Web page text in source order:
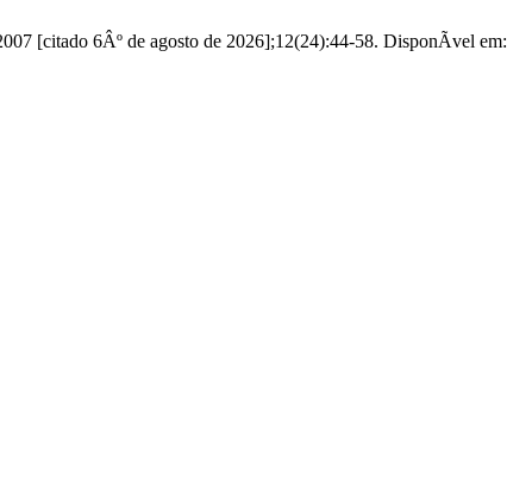
[citado 6Âº de agosto de 2026];12(24):44-58. DisponÃ­vel em: